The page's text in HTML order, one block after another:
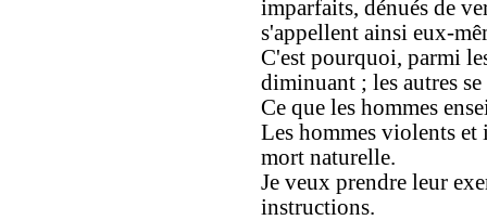
imparfaits, dénués de
s'appellent ainsi eux-
C'est pourquoi, parmi
diminuant ; les autres
Ce que les hommes
Les hommes violents
mort naturelle.
Je veux prendre leur
instructions.